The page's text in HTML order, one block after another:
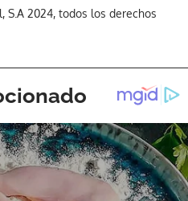
2024, todos los derechos